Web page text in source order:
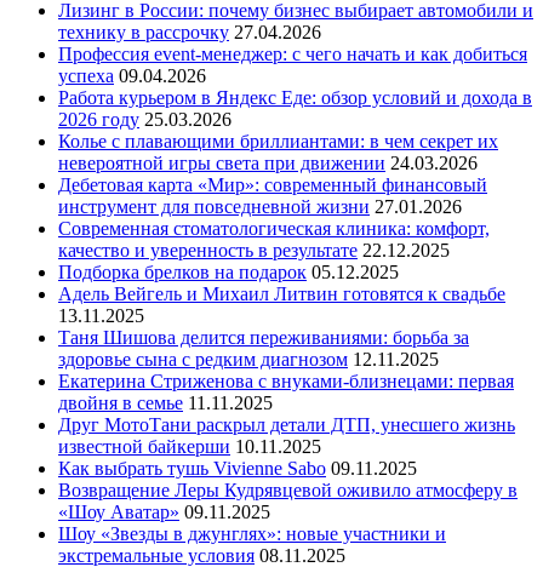
Лизинг в России: почему бизнес выбирает автомобили и
технику в рассрочку 27.04.2026
Профессия event-менеджер: с чего начать и как добиться
успеха 09.04.2026
Работа курьером в Яндекс Еде: обзор условий и дохода в
2026 году 25.03.2026
Колье с плавающими бриллиантами: в чем секрет их
невероятной игры света при движении 24.03.2026
Дебетовая карта «Мир»: современный финансовый
инструмент для повседневной жизни 27.01.2026
Современная стоматологическая клиника: комфорт,
качество и уверенность в результате 22.12.2025
Подборка брелков на подарок 05.12.2025
Адель Вейгель и Михаил Литвин готовятся к свадьбе
13.11.2025
Таня Шишова делится переживаниями: борьба за
здоровье сына с редким диагнозом 12.11.2025
Екатерина Стриженова с внуками-близнецами: первая
двойня в семье 11.11.2025
Друг МотоТани раскрыл детали ДТП, унесшего жизнь
известной байкерши 10.11.2025
Как выбрать тушь Vivienne Sabo 09.11.2025
Возвращение Леры Кудрявцевой оживило атмосферу в
«Шоу Аватар» 09.11.2025
Шоу «Звезды в джунглях»: новые участники и
экстремальные условия 08.11.2025